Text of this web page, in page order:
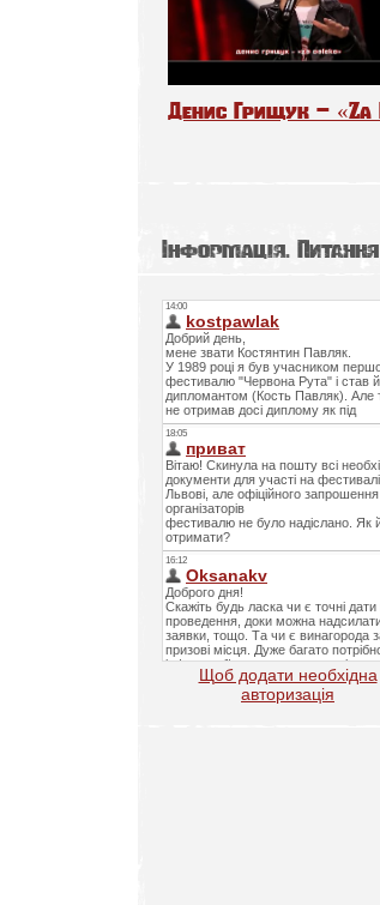
Інформація. Питання
Щоб додати необхідна
авторизація